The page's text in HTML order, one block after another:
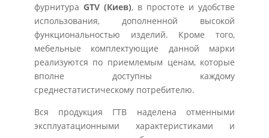
фурнитура GTV (Киев), в простоте и удобстве
использования, дополненной высокой
функциональностью изделий. Кроме того,
мебельные комплектующие данной марки
реализуются по приемлемым ценам, которые
вполне доступны каждому
среднестатистическому потребителю.
Вся продукция ГТВ наделена отменными
эксплуатационными характеристиками и